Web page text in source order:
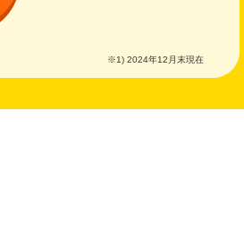
※1) 2024年12月末現在